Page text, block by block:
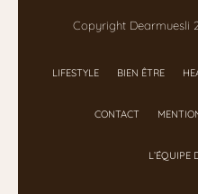
Copyright Dearmuesli
LIFESTYLE BIEN ÊTRE
CONTACT
L’ÉQUIPE